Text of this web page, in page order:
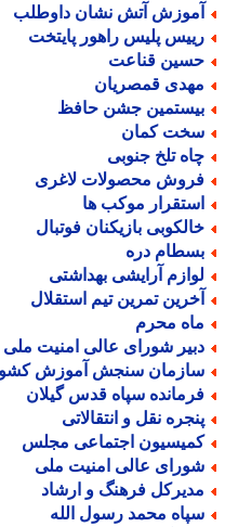
آتش نشان داوطلب
پلیس راهور پایتخت
قناعت
قمصریان
جشن حافظ
کمان
تلخ جنوبی
محصولات لاغری
موکب ها
بازیکنان فوتبال
دره
آرایشی بهداشتی
تمرین تیم استقلال
محرم
شورای عالی امنیت ملی
سنجش آموزش کشور
سپاه قدس گیلان
نقل و انتقالاتی
اجتماعی مجلس
عالی امنیت ملی
فرهنگ و ارشاد
محمد رسول الله